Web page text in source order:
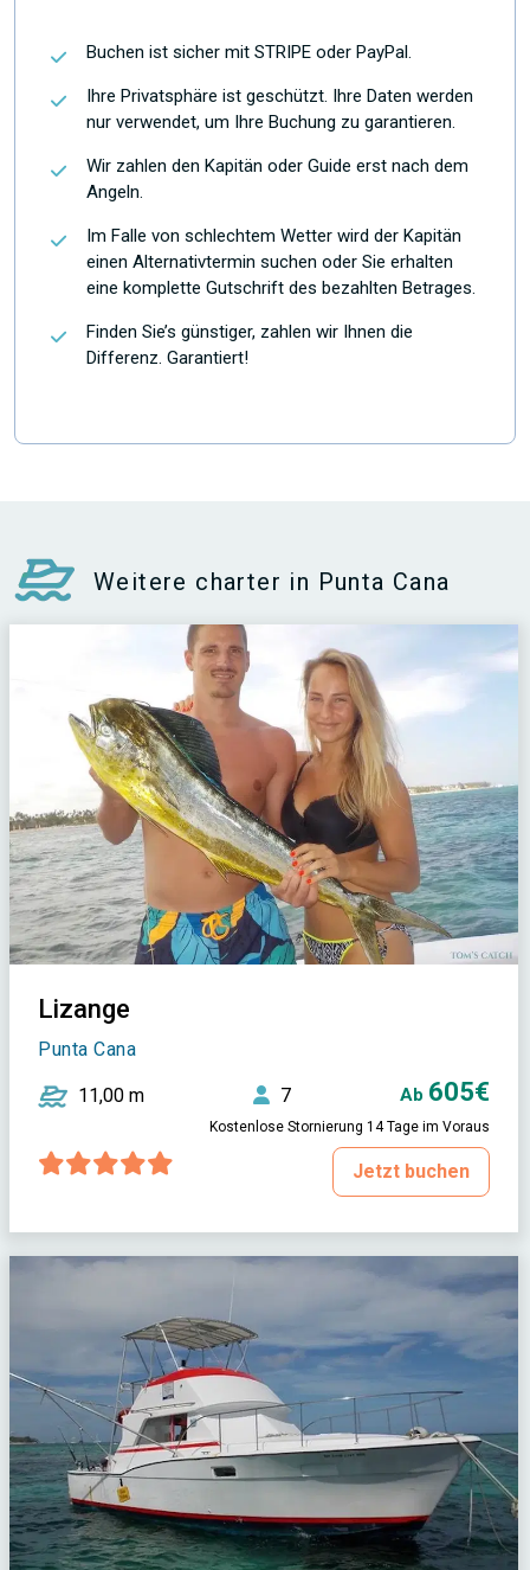
Buchen ist sicher mit STRIPE oder PayPal.
Ihre Privatsphäre ist geschützt. Ihre Daten werden
nur verwendet, um Ihre Buchung zu garantieren.
Wir zahlen den Kapitän oder Guide erst nach dem
Angeln.
Im Falle von schlechtem Wetter wird der Kapitän
einen Alternativtermin suchen oder Sie erhalten
eine komplette Gutschrift des bezahlten Betrages.
Finden Sie’s günstiger, zahlen wir Ihnen die
Differenz. Garantiert!
Weitere charter in Punta Cana
Lizange
Punta Cana
11,00 m 7 Ab 605€
Kostenlose Stornierung 14 Tage im Voraus
Jetzt buchen